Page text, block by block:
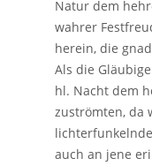
Natur dem
wahrer
herein, die
Als die
hl. Nacht dem
zuströmten, da
auch an jene